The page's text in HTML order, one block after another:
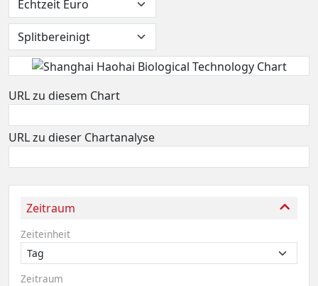
URL zu diesem Chart
URL zu dieser Chartanalyse
Zeitraum
Zeiteinheit
Zeitraum